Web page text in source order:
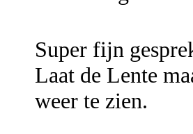
Super fijn
Laat de Lente
weer te zien.